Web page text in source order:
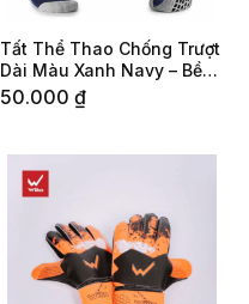
Tất Thể Thao Chống Trượt
Dài Màu Xanh Navy – Bền
Bỉ, Năng Động, An Toàn
Khi Tập Luyện
50.000 ₫